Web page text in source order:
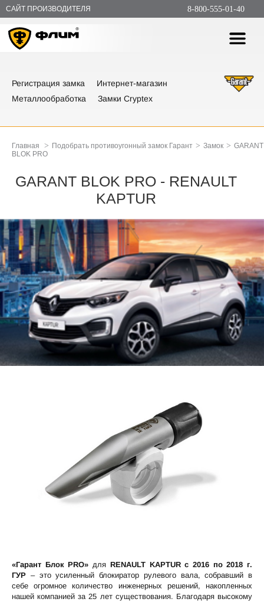
САЙТ ПРОИЗВОДИТЕЛЯ 8-800-555-01-40
Регистрация замка
Интернет-магазин
Металлообработка
Замки Cryptex
Главная > Подобрать противоугонный замок Гарант > Замок > GARANT
BLOK PRO
GARANT BLOK PRO - RENAULT
KAPTUR
«Гарант Блок PRO» для RENAULT KAPTUR c 2016 по 2018 г.
ГУР – это усиленный блокиратор рулевого вала, собравший в
себе огромное количество инженерных решений, накопленных
нашей компанией за 25 лет существования. Благодаря высокому